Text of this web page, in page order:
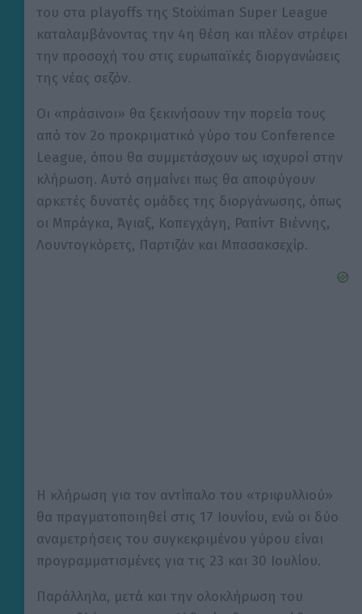
του στα playoffs της Stoiximan Super League
καταλαμβάνοντας την 4η θέση και πλέον στρέφει
την προσοχή του στις ευρωπαϊκές διοργανώσεις
της νέας σεζόν.
Οι «πράσινοι» θα ξεκινήσουν την πορεία τους
από τον 2ο προκριματικό γύρο του Conference
League, όπου θα συμμετάσχουν ως ισχυροί στην
κλήρωση. Αυτό σημαίνει πως θα αποφύγουν
αρκετές δυνατές ομάδες της διοργάνωσης, όπως
οι Μπράγκα, Άγιαξ, Κοπεγχάγη, Ραπίντ Βιέννης,
Λουντογκόρετς, Παρτιζάν και Μπασακσεχίρ.
Η κλήρωση για τον αντίπαλο του «τριφυλλιού»
θα πραγματοποιηθεί στις 17 Ιουνίου, ενώ οι δύο
αναμετρήσεις του συγκεκριμένου γύρου είναι
προγραμματισμένες για τις 23 και 30 Ιουλίου.
Παράλληλα, μετά και την ολοκλήρωση του